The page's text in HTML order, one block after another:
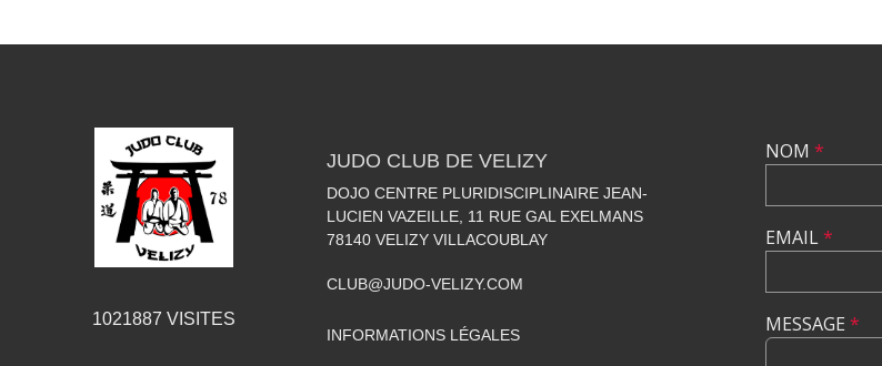
1021887 VISITES
JUDO CLUB DE VELIZY
DOJO CENTRE PLURIDISCIPLINAIRE JEAN-
LUCIEN VAZEILLE, 11 RUE GAL EXELMANS
78140 VELIZY VILLACOUBLAY
CLUB@JUDO-VELIZY.COM
INFORMATIONS LÉGALES
NOM *
EMAIL*
MESSAGE *